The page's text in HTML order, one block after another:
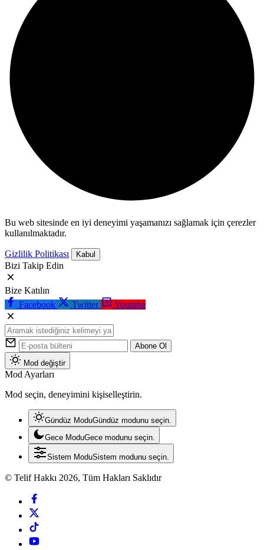
Bu web sitesinde en iyi deneyimi yaşamanızı sağlamak için çerezler
kullanılmaktadır.
Gizlilik Politikası Kabul
Bizi Takip Edin
Bize Katılın
Facebook
Twitter Youtube
Abone Ol
Mod değiştir
Mod Ayarları
Mod seçin, deneyimini kişiselleştirin.
Gündüz ModuGündüz modunu seçin.
Gece ModuGece modunu seçin.
Sistem ModuSistem modunu seçin.
© Telif Hakkı 2026, Tüm Hakları Saklıdır